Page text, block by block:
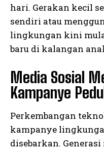
hari. Gerakan kecil
sendiri atau
lingkungan kini
baru di kalangan
Media Sosial
Kampanye
Perkembangan
kampanye
disebarkan.